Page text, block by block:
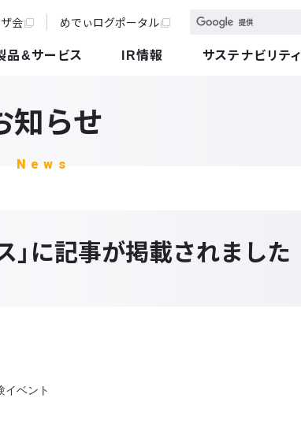
会 めでぃログポータル
品&サービス IR情報 サステナビリティ
知らせ
News
」に記事が掲載されました
イベント